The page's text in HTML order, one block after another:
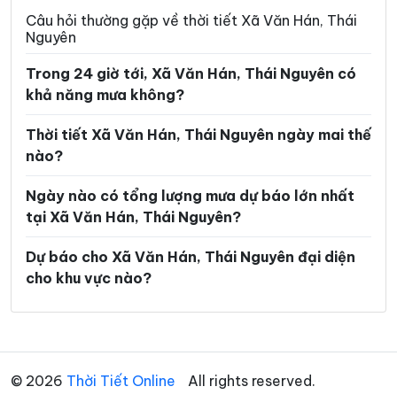
Xã Ngân Sơn Xã Nghĩa Tá
Xã Nghiên Loan
Xã Phong Quang Xã Phú Bình
Xã Phú Đình Xã Phú Lạc
Xã Phú Lương
Xã Phúc Lộc Xã Phượng Tiến
Xã Quân Chu Xã Quảng Bạch
Xã Quang Sơn
Xã Thành Công
Câu hỏi thường gặp về thời tiết Xã Văn Hán, Thái
Nguyên
Trong 24 giờ tới, Xã Văn Hán, Thái Nguyên có
khả năng mưa không?
Thời tiết Xã Văn Hán, Thái Nguyên ngày mai thế
nào?
Ngày nào có tổng lượng mưa dự báo lớn nhất
tại Xã Văn Hán, Thái Nguyên?
Dự báo cho Xã Văn Hán, Thái Nguyên đại diện
cho khu vực nào?
© 2026 Thời Tiết Online
All rights reserved.